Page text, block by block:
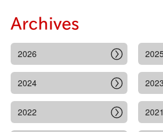
Archives
2026 2025
2024 2023
2022 2021